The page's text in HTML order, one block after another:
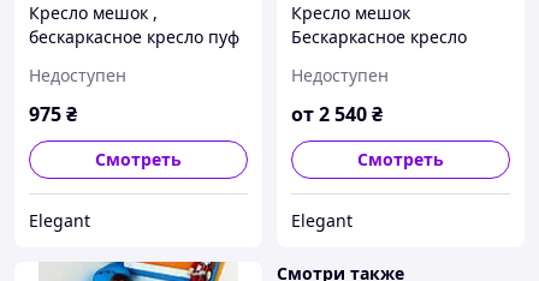
Кресло мешок ,
бескаркасное кресло пуф
зеленое XL
Недоступен
975₴
Смотреть
Elegant
Кресло мешок
Бескаркасное кресло
размер Оксфорд
Недоступен
от2 540₴
Смотреть
Elegant
Смотри также